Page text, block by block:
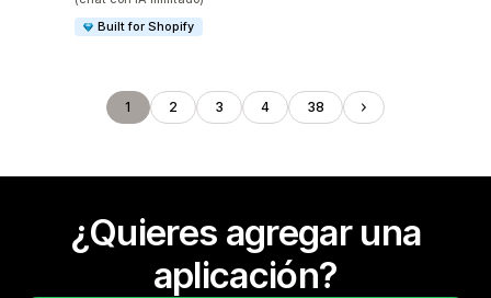
Built for Shopify
1 2 3 4 38
¿Quieres agregar una
aplicación?